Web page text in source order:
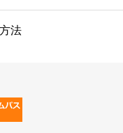
法